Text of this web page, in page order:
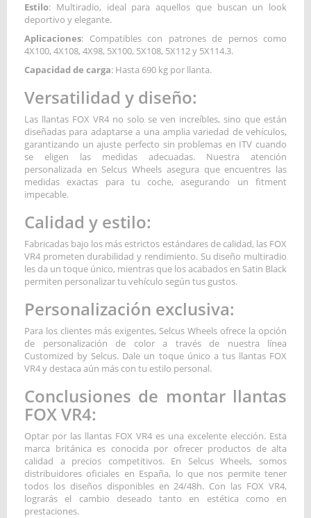
Estilo: Multiradio, ideal para aquellos que buscan un look
deportivo y elegante.
Aplicaciones: Compatibles con patrones de pernos como
4X100, 4X108, 4X98, 5X100, 5X108, 5X112 y 5X114.3.
Capacidad de carga: Hasta 690 kg por llanta.
Versatilidad y diseño:
Las llantas FOX VR4 no solo se ven increíbles, sino que están
diseñadas para adaptarse a una amplia variedad de vehículos,
garantizando un ajuste perfecto sin problemas en ITV cuando
se eligen las medidas adecuadas. Nuestra atención
personalizada en Selcus Wheels asegura que encuentres las
medidas exactas para tu coche, asegurando un fitment
impecable.
Calidad y estilo:
Fabricadas bajo los más estrictos estándares de calidad, las FOX
VR4 prometen durabilidad y rendimiento. Su diseño multiradio
les da un toque único, mientras que los acabados en Satin Black
permiten personalizar tu vehículo según tus gustos.
Personalización exclusiva:
Para los clientes más exigentes, Selcus Wheels ofrece la opción
de personalización de color a través de nuestra línea
Customized by Selcus. Dale un toque único a tus llantas FOX
VR4 y destaca aún más con tu estilo personal.
Conclusiones de montar llantas
FOX VR4:
Optar por las llantas FOX VR4 es una excelente elección. Esta
marca británica es conocida por ofrecer productos de alta
calidad a precios competitivos. En Selcus Wheels, somos
distribuidores oficiales en España, lo que nos permite tener
todos los diseños disponibles en 24/48h. Con las FOX VR4,
lograrás el cambio deseado tanto en estética como en
prestaciones.